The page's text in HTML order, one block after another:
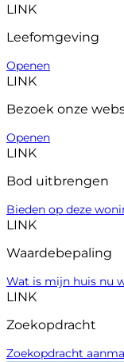
LINK
Leefomgeving
Openen
LINK
Bezoek onze
Openen
LINK
Bod uitbrengen
Bieden op deze
LINK
Waardebepaling
Wat is mijn huis nu
LINK
Zoekopdracht
Zoekopdracht